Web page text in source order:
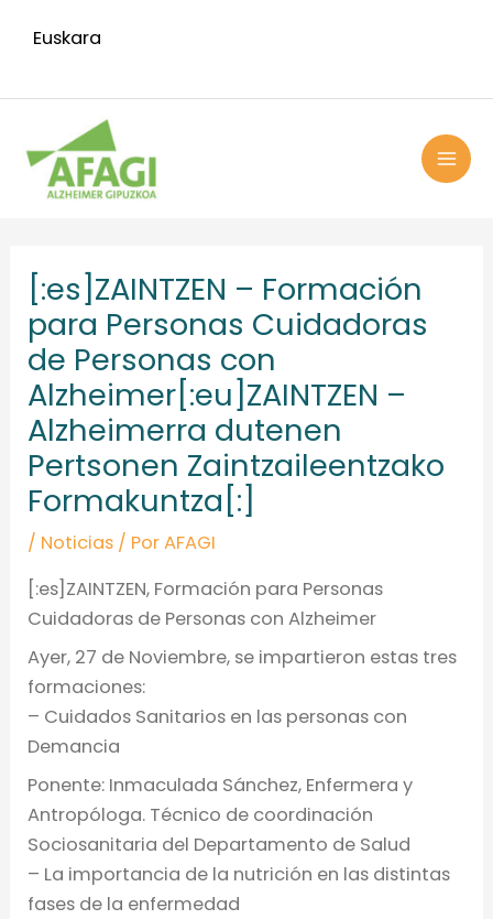
Euskara
[:es]ZAINTZEN – Formación
para Personas Cuidadoras
de Personas con
Alzheimer[:eu]ZAINTZEN –
Alzheimerra dutenen
Pertsonen Zaintzaileentzako
Formakuntza[:]
/ Noticias / PorAFAGI
[:es]ZAINTZEN, Formación para Personas
Cuidadoras de Personas con Alzheimer
Ayer, 27 de Noviembre, se impartieron estas tres
formaciones:
– Cuidados Sanitarios en las personas con
Demancia
Ponente: Inmaculada Sánchez, Enfermera y
Antropóloga. Técnico de coordinación
Sociosanitaria del Departamento de Salud
– La importancia de la nutrición en las distintas
fases de la enfermedad
entradas